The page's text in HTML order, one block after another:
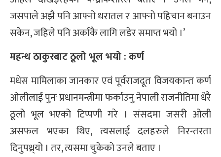
जसपाले अझै पनि आफ्नो धरातल र आफ्नो पहिचान बनाउन
सकेन, जहिले पनि अर्काकै लागि लडेर समाप्त भयो ।’
महन्थ ठाकुरबाट ठूलो भूल भयो : कर्ण
मधेस मामिलाका जानकार एवं पूर्वराजदूत विजयकान्त कर्ण
ओलीलाई पुनः प्रधानमन्त्रीमा फर्काउनु नेपाली राजनीतिमा धेरै
ठूलो भूल भएको टिप्पणी गरे । संसदमा जसरी ओली
असफल भएका थिए, त्यसलाई दलहरुले निरन्तरता
दिनुपथ्र्यो । तर, त्यसमा चुकेको उनले बताए ।